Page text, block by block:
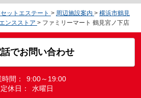
ットエステート > 周辺施設案内 > 横浜市鶴見
ンスストア > ファミリーマート 鶴見宮ノ下店
でお問い合わせ
間：
9:00～19:00
定休日：
水曜日